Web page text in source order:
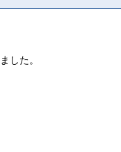
した。